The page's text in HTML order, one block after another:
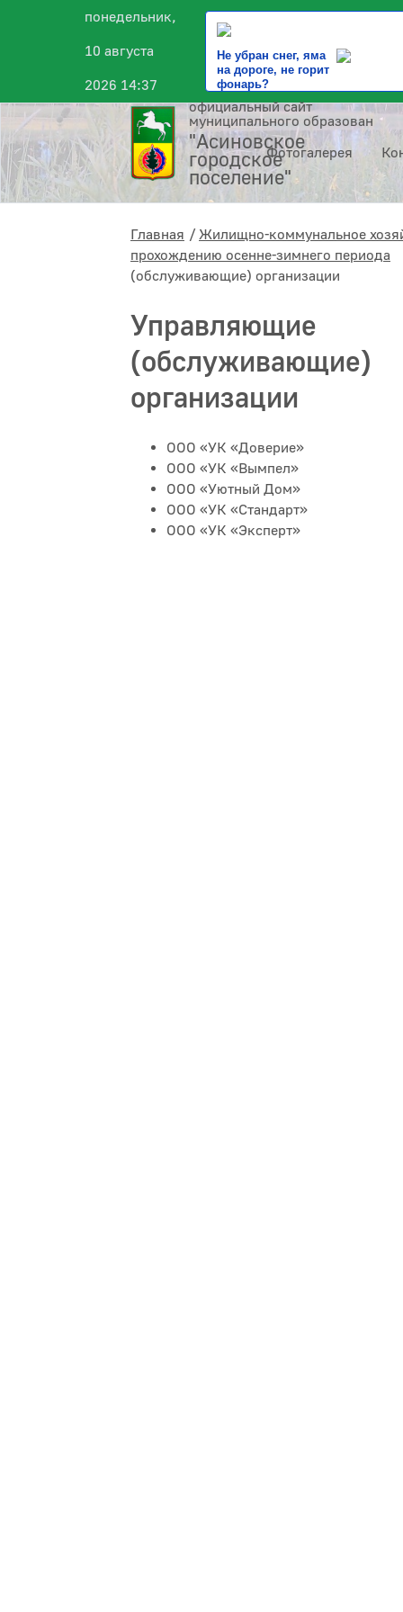
понедельник,
10 августа
2026 14:37
Не убран снег, яма
на дороге, не горит
фонарь?
официальный сайт
муниципального образования
"Асиновское
городское
поселение"
Фотогалерея
Главная
Жилищно-коммунальное
прохождению осенне-зимнего периода
(обслуживающие) организации
Управляющие
(обслуживающие)
организации
ООО «УК «Доверие»
ООО «УК «Вымпел»
ООО «Уютный Дом»
ООО «УК «Стандарт»
ООО «УК «Эксперт»